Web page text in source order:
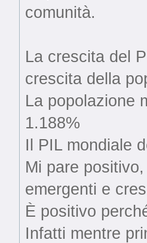
comunità.
La crescita del
crescita della
La popolazione
1.188%
Il PIL mondiale
Mi pare
emergenti e
È positivo
Infatti mentre